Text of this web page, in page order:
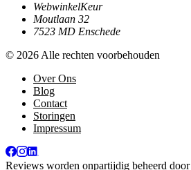
WebwinkelKeur
Moutlaan 32
7523 MD Enschede
© 2026 Alle rechten voorbehouden
Over Ons
Blog
Contact
Storingen
Impressum
Reviews worden onpartijdig beheerd door